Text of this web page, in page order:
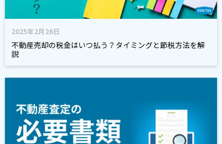
2025年2月26日
不動産売却の税金はいつ払う？タイミングと節税方法を解
説